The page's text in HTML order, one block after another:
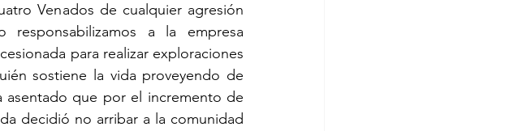
Venados de cualquier agresión
responsabilizamos a la empresa
para realizar exploraciones
sostiene la vida proveyendo de
asentado que por el incremento de
decidió no arribar a la comunidad